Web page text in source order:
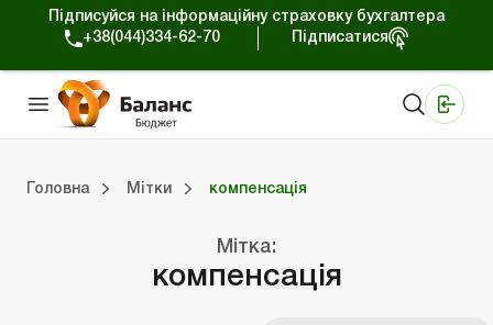
Підписуйся на інформаційну страховку бухгалтера
+38(044)334-62-70
Підписатися
Головна Мітки компенсація
Мітка:
компенсація